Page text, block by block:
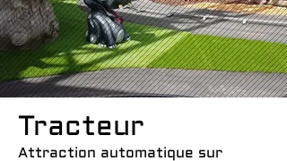
Tracteur
Attraction automatique sur